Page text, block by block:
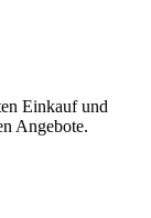
Einkauf und
Angebote.